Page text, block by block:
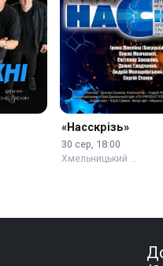
«Насскрізь»
30 сер, 18:00
Хмельницький …